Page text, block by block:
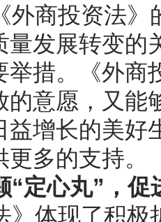
外商投资法》
量发展转变的
举措。《外商
的意愿，又能
益增长的美好
多的支持。
“定心丸”，促
》体现了积